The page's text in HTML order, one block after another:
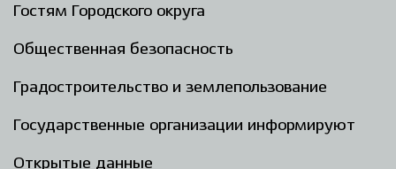
Гостям Городского округа
Общественная безопасность
Градостроительство и землепользование
Государственные организации информируют
Открытые данные